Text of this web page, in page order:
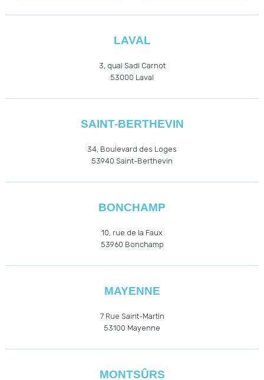
LAVAL
3, quai Sadi Carnot
53000 Laval
SAINT-BERTHEVIN
34, Boulevard des Loges
53940 Saint-Berthevin
BONCHAMP
10, rue de la Faux
53960 Bonchamp
MAYENNE
7 Rue Saint-Martin
53100 Mayenne
MONTSÛRS